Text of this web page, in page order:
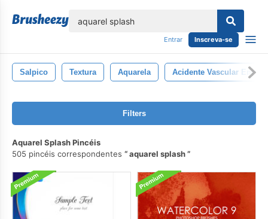
Entrar Inscreva-se
Salpico Textura Aquarela Acidente Vascular
Filters
Aquarel Splash Pincéis
505 pincéis correspondentes
aquarel splash